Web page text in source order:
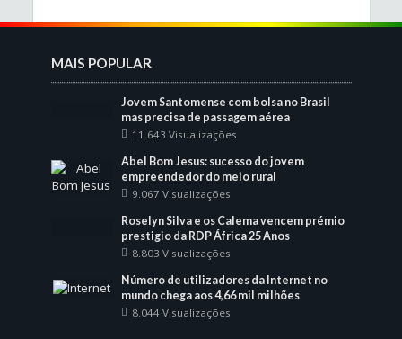
MAIS POPULAR
Jovem Santomense com bolsa no Brasil
mas precisa de passagem aérea
11.643 Visualizações
Abel Bom Jesus: sucesso do jovem
empreendedor do meio rural
9.067 Visualizações
Roselyn Silva e os Calema vencem prémio
prestigio da RDP África 25 Anos
8.803 Visualizações
Número de utilizadores da Internet no
mundo chega aos 4,66 mil milhões
8.044 Visualizações